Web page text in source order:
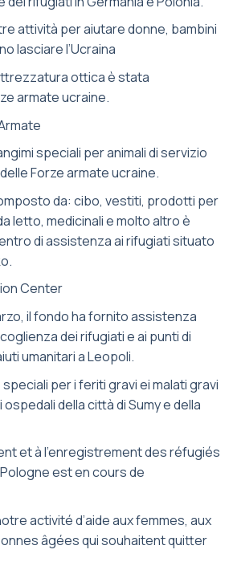
attività per aiutare donne, bambini
lasciare l’Ucraina
ottica è stata
armate ucraine.
speciali per animali di servizio
Forze armate ucraine.
da: cibo, vestiti, prodotti per
letto, medicinali e molto altro è
di assistenza ai rifugiati situato
Center
il fondo ha fornito assistenza
dei rifugiati e ai punti di
umanitari a Leopoli.
per i feriti gravi ei malati gravi
della città di Sumy e della
et à l’enregistrement des réfugiés
est en cours de
activité d’aide aux femmes, aux
âgées qui souhaitent quitter